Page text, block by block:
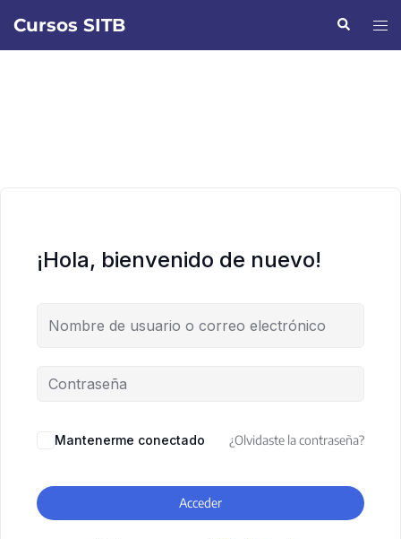
Cursos SITB Buscar
¡Hola, bienvenido de nuevo!
Mantenerme conectado ¿Olvidaste la contraseña?
Acceder